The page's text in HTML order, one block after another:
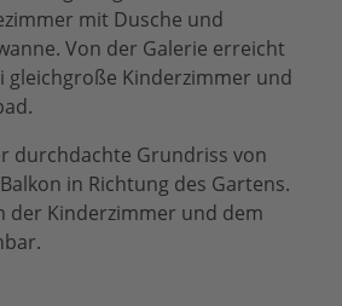
mit Dusche und
Von der Galerie erreicht
gleichgroße Kinderzimmer und
durchdachte Grundriss von
in Richtung des Gartens.
der Kinderzimmer und dem